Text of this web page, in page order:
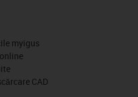
myigus
CAD